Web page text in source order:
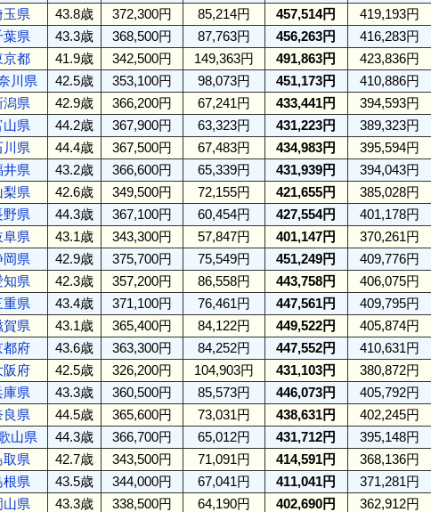
玉県
43.8歳 372,300円 85,214円 457,514円
419,193円
葉県
43.3歳 368,500円 87,763円 456,263円
416,283円
京都
41.9歳 342,500円 149,363円 491,863円
423,836円
川県
42.5歳 353,100円 98,073円 451,173円
410,886円
潟県
42.9歳 366,200円 67,241円 433,441円
394,593円
山県
44.2歳 367,900円 63,323円 431,223円
389,323円
川県
44.4歳 367,500円 67,483円 434,983円
395,594円
井県
43.2歳 366,600円 65,339円 431,939円
394,043円
梨県
42.6歳 349,500円 72,155円 421,655円
385,028円
野県
44.3歳 367,100円 60,454円 427,554円
401,178円
阜県
43.1歳 343,300円 57,847円 401,147円
370,261円
岡県
42.9歳 375,700円 75,549円 451,249円
409,776円
知県
42.3歳 357,200円 86,558円 443,758円
406,075円
重県
43.4歳 371,100円 76,461円 447,561円
409,795円
賀県
43.1歳 365,400円 84,122円 449,522円
405,874円
都府
43.6歳 363,300円 84,252円 447,552円
410,631円
阪府
42.5歳 326,200円 104,903円 431,103円
380,872円
庫県
43.3歳 360,500円 85,573円 446,073円
405,792円
良県
44.5歳 365,600円 73,031円 438,631円
402,245円
山県
44.3歳 366,700円 65,012円 431,712円
395,148円
取県
42.7歳 343,500円 71,091円 414,591円
368,136円
根県
43.5歳 344,000円 67,041円 411,041円
371,281円
山県
43.3歳 338,500円 64,190円 402,690円
362,912円